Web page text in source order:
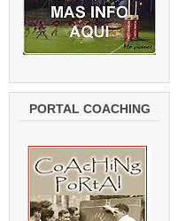
PORTAL COACHING